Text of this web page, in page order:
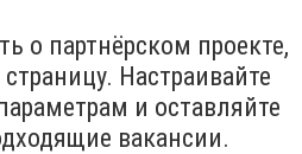
о партнёрском проекте,
Настраивайте
и оставляйте
вакансии.